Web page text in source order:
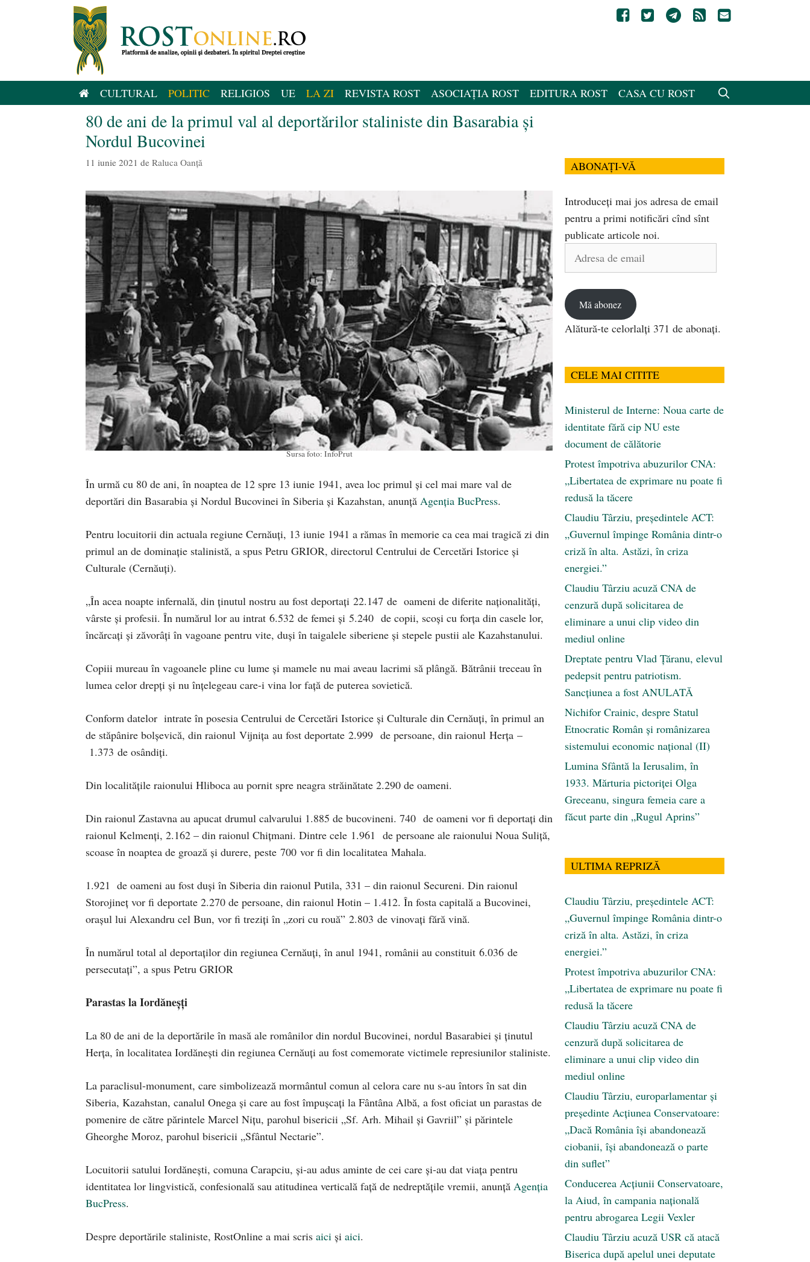
CULTURAL POLITIC RELIGIOS UE LA ZI REVISTA ROST ASOCIAȚIA ROST EDITURA ROST CASA CU ROST
80 de ani de la primul val al deportărilor staliniste din Basarabia şi
Nordul Bucovinei
11 iunie 2021 de Raluca Oanță
Sursa foto: InfoPrut
În urmă cu 80 de ani, în noaptea de 12 spre 13 iunie 1941, avea loc primul și cel mai mare val de
deportări din Basarabia şi Nordul Bucovinei în Siberia şi Kazahstan, anunță Agenția BucPress.
Pentru locuitorii din actuala regiune Cernăuţi, 13 iunie 1941 a rămas în memorie ca cea mai tragică zi din
primul an de dominaţie stalinistă, a spus Petru GRIOR, directorul Centrului de Cercetări Istorice și
Culturale (Cernăuți).
„În acea noapte infernală, din ţinutul nostru au fost deportaţi 22.147 de oameni de diferite naţionalităţi,
vârste şi profesii. În numărul lor au intrat 6.532 de femei şi 5.240 de copii, scoşi cu forţa din casele lor,
încărcaţi şi zăvorâţi în vagoane pentru vite, duşi în taigalele siberiene şi stepele pustii ale Kazahstanului.
Copiii mureau în vagoanele pline cu lume şi mamele nu mai aveau lacrimi să plângă. Bătrânii treceau în
lumea celor drepţi şi nu înţelegeau care-i vina lor faţă de puterea sovietică.
Conform datelor intrate în posesia Centrului de Cercetări Istorice şi Culturale din Cernăuţi, în primul an
de stăpânire bolşevică, din raionul Vijniţa au fost deportate 2.999 de persoane, din raionul Herţa –
1.373 de osândiţi.
Din localităţile raionului Hliboca au pornit spre neagra străinătate 2.290 de oameni.
Din raionul Zastavna au apucat drumul calvarului 1.885 de bucovineni. 740 de oameni vor fi deportaţi din
raionul Kelmenţi, 2.162 – din raionul Chiţmani. Dintre cele 1.961 de persoane ale raionului Noua Suliţă,
scoase în noaptea de groază şi durere, peste 700 vor fi din localitatea Mahala.
1.921 de oameni au fost duşi în Siberia din raionul Putila, 331 – din raionul Secureni. Din raionul
Storojineţ vor fi deportate 2.270 de persoane, din raionul Hotin – 1.412. În fosta capitală a Bucovinei,
oraşul lui Alexandru cel Bun, vor fi treziţi în „zori cu rouă” 2.803 de vinovaţi fără vină.
În numărul total al deportaţilor din regiunea Cernăuţi, în anul 1941, românii au constituit 6.036 de
persecutaţi”, a spus Petru GRIOR
Parastas la Iordăneșți
La 80 de ani de la deportările în masă ale românilor din nordul Bucovinei, nordul Basarabiei și ținutul
Herța, în localitatea Iordănești din regiunea Cernăuți au fost comemorate victimele represiunilor staliniste.
La paraclisul-monument, care simbolizează mormântul comun al celora care nu s-au întors în sat din
Siberia, Kazahstan, canalul Onega și care au fost împușcați la Fântâna Albă, a fost oficiat un parastas de
pomenire de către părintele Marcel Nițu, parohul bisericii „Sf. Arh. Mihail și Gavriil” și părintele
Gheorghe Moroz, parohul bisericii „Sfântul Nectarie”.
Locuitorii satului Iordănești, comuna Carapciu, și-au adus aminte de cei care și-au dat viața pentru
identitatea lor lingvistică, confesională sau atitudinea verticală față de nedreptățile vremii, anunță Agenția
BucPress.
Despre deportările staliniste, RostOnline a mai scris aici și aici.
ABONAȚI-VĂ
Introduceți mai jos adresa de email
pentru a primi notificări cînd sînt
publicate articole noi.
Adresa
Mă abonez
Alătură-te celorlalți 371 de abonați.
CELE MAI CITITE
Ministerul de Interne: Noua carte de
identitate fără cip NU este
document de călătorie
Protest împotriva abuzurilor CNA:
„Libertatea de exprimare nu poate fi
redusă la tăcere
Claudiu Târziu, președintele ACT:
„Guvernul împinge România dintr-o
criză în alta. Astăzi, în criza
energiei.”
Claudiu Târziu acuză CNA de
cenzură după solicitarea de
eliminare a unui clip video din
mediul online
Dreptate pentru Vlad Țăranu, elevul
pedepsit pentru patriotism.
Sancțiunea a fost ANULATĂ
Nichifor Crainic, despre Statul
Etnocratic Român şi românizarea
sistemului economic naţional (II)
Lumina Sfântă la Ierusalim, în
1933. Mărturia pictoriței Olga
Greceanu, singura femeia care a
făcut parte din „Rugul Aprins”
ULTIMA REPRIZĂ
Claudiu Târziu, președintele ACT:
„Guvernul împinge România dintr-o
criză în alta. Astăzi, în criza
energiei.”
Protest împotriva abuzurilor CNA:
„Libertatea de exprimare nu poate fi
redusă la tăcere
Claudiu Târziu acuză CNA de
cenzură după solicitarea de
eliminare a unui clip video din
mediul online
Claudiu Târziu, europarlamentar și
președinte Acțiunea Conservatoare:
„Dacă România își abandonează
ciobanii, își abandonează o parte
din suflet”
Conducerea Acțiunii Conservatoare,
la Aiud, în campania națională
pentru abrogarea Legii Vexler
Claudiu Târziu acuză USR că atacă
Biserica după apelul unei deputate